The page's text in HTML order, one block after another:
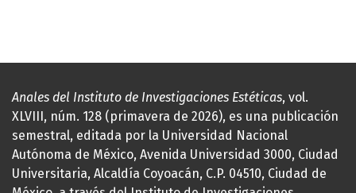
Anales del Instituto de Investigaciones Estéticas, vol.
XLVIII, núm. 128 (primavera de 2026), es una publicación
semestral, editada por la Universidad Nacional
Autónoma de México, Avenida Universidad 3000, Ciudad
Universitaria, Alcaldía Coyoacán, C.P. 04510, Ciudad de